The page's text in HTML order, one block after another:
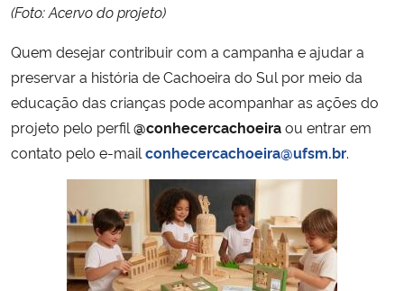
(Foto: Acervo do projeto)
Quem desejar contribuir com a campanha e ajudar a
preservar a história de Cachoeira do Sul por meio da
educação das crianças pode acompanhar as ações do
projeto pelo perfil @conhecercachoeiraou entrar em
contato pelo e-mail conhecercachoeira@ufsm.br.